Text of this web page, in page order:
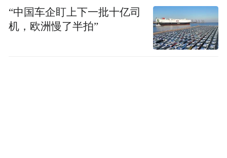
“中国车企盯上下一批十亿司
机，欧洲慢了半拍”